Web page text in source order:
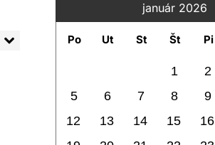
január 2026
Po Ut St Št Pi
1 2
5
6 7 8 9
12
13 14 15 16